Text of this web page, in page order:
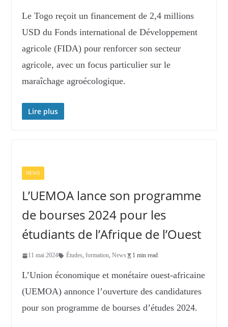
Le Togo reçoit un financement de 2,4 millions
USD du Fonds international de Développement
agricole (FIDA) pour renforcer son secteur
agricole, avec un focus particulier sur le
maraîchage agroécologique.
Lire plus
NEWS
L’UEMOA lance son programme
de bourses 2024 pour les
étudiants de l’Afrique de l’Ouest
11 mai 2024 Études, formation, News 1 min read
L’Union économique et monétaire ouest-africaine
(UEMOA) annonce l’ouverture des candidatures
pour son programme de bourses d’études 2024.